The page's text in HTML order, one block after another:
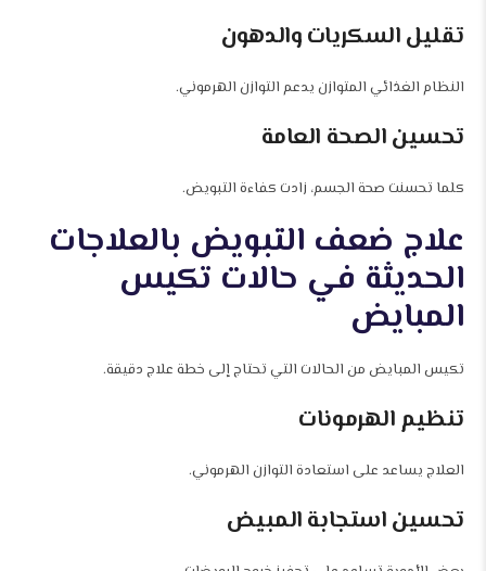
تقليل السكريات والدهون
النظام الغذائي المتوازن يدعم التوازن الهرموني.
تحسين الصحة العامة
كلما تحسنت صحة الجسم، زادت كفاءة التبويض.
علاج ضعف التبويض بالعلاجات
الحديثة في حالات تكيس
المبايض
تكيس المبايض من الحالات التي تحتاج إلى خطة علاج دقيقة.
تنظيم الهرمونات
العلاج يساعد على استعادة التوازن الهرموني.
تحسين استجابة المبيض